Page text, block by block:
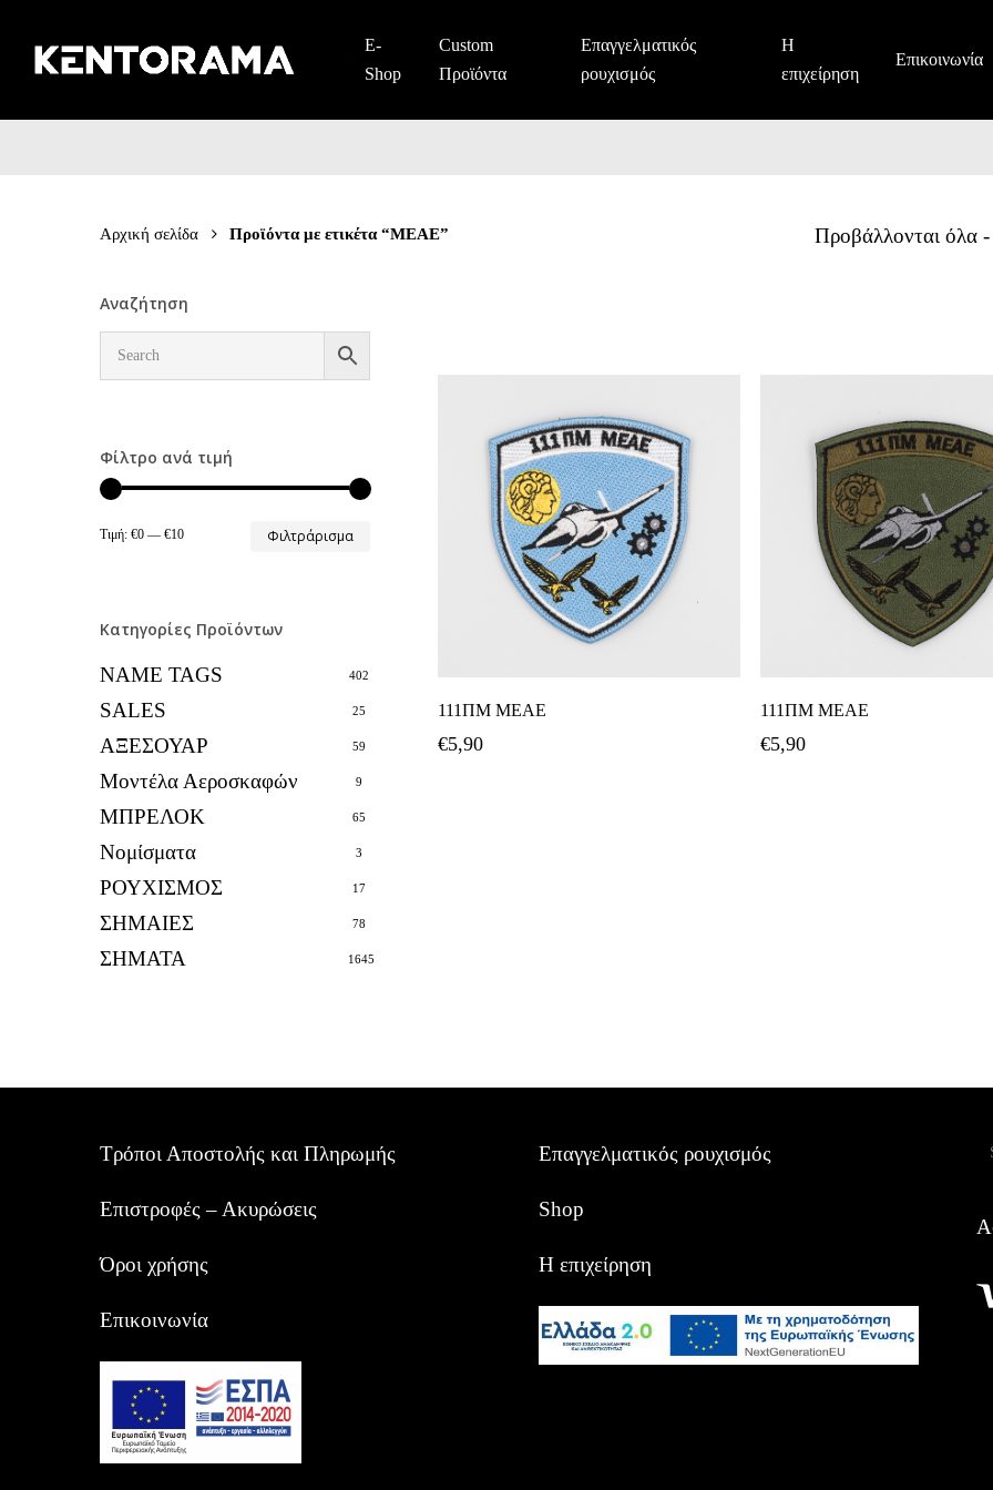
main
E-
Shop
Custom
Προϊόντα
Επαγγελματικός
ρουχισμός
Η
επιχείρηση
Επικοινωνία
Προβάλλονται όλα
Αρχική σελίδα Προϊόντα με ετικέτα “ΜΕΑΕ”
Αναζήτηση
Φίλτρο ανά τιμή
Φιλτράρισμα
Τιμή: €0 — €10
Κατηγορίες Προϊόντων
NAME TAGS 402
SALES 25
ΑΞΕΣΟΥΑΡ 59
Μοντέλα Αεροσκαφών 9
ΜΠΡΕΛΟΚ 65
Νομίσματα 3
ΡΟΥΧΙΣΜΟΣ 17
ΣΗΜΑΙΕΣ 78
ΣΗΜΑΤΑ 1645
111ΠΜ ΜΕΑΕ
€5,90
111ΠΜ ΜΕΑΕ
€5,90
Τρόποι Αποστολής και Πληρωμής
Επιστροφές – Ακυρώσεις
Όροι χρήσης
Επικοινωνία
Επαγγελματικός ρουχισμός
Shop
Η επιχείρηση